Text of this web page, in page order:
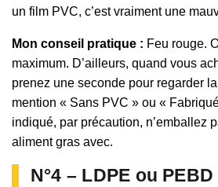
un film PVC, c’est vraiment une
Mon conseil pratique : Feu rouge.
maximum. D’ailleurs, quand vous
prenez une seconde pour regarder
mention « Sans PVC » ou «
indiqué, par précaution, n’emballez
aliment gras avec.
N°4 – LDPE ou